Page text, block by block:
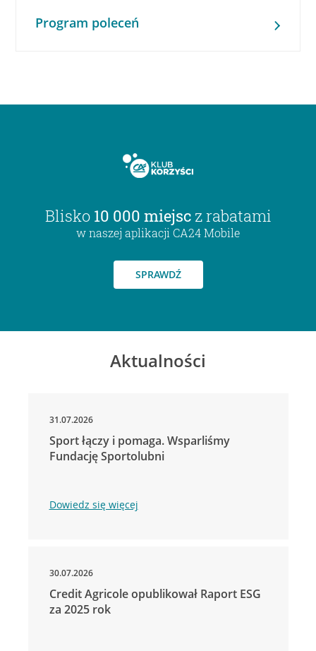
Program poleceń
Blisko 10 000 miejsc z rabatami
w naszej aplikacji CA24 Mobile
SPRAWDŹ
Aktualności
31.07.2026
Sport łączy i pomaga. Wsparliśmy
Fundację Sportolubni
Dowiedz się więcej
30.07.2026
Credit Agricole opublikował Raport ESG
za 2025 rok